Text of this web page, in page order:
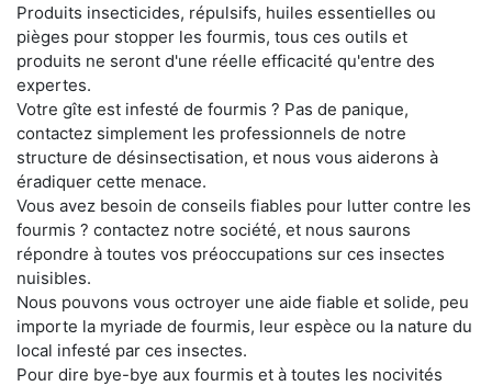
Produits insecticides, répulsifs, huiles essentielles ou
pièges pour stopper les fourmis, tous ces outils et
produits ne seront d'une réelle efficacité qu'entre des
expertes.
Votre gîte est infesté de fourmis ? Pas de panique,
contactez simplement les professionnels de notre
structure de désinsectisation, et nous vous aiderons à
éradiquer cette menace.
Vous avez besoin de conseils fiables pour lutter contre les
fourmis ? contactez notre société, et nous saurons
répondre à toutes vos préoccupations sur ces insectes
nuisibles.
Nous pouvons vous octroyer une aide fiable et solide, peu
importe la myriade de fourmis, leur espèce ou la nature du
local infesté par ces insectes.
Pour dire bye-bye aux fourmis et à toutes les nocivités